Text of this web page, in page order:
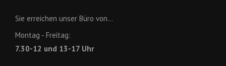
Sie erreichen unser Büro von...
Montag - Freitag:
7.30-12 und 13-17 Uhr